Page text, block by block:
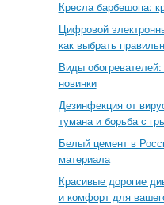
Кресла барбешопа:
Цифровой
как выбрать
Виды
новинки
Дезинфекция от
тумана и борьба с
Белый цемент в
материала
Красивые дорогие
и комфорт для